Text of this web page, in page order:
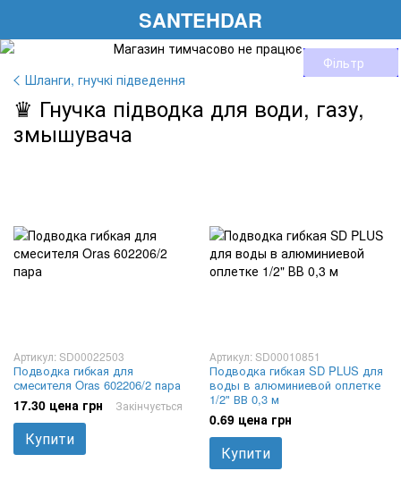
SANTEHDAR
Шланги, гнучкі підведення
Фільтр
♛ Гнучка підводка для води, газу,
змышувача
Артикул: SD00022503
Подводка гибкая для
смесителя Oras 602206/2 пара
17.30 цена грн Закінчується
Купити
Артикул: SD00010851
Подводка гибкая SD PLUS для
воды в алюминиевой оплетке
1/2" ВВ 0,3 м
0.69 цена грн
Купити